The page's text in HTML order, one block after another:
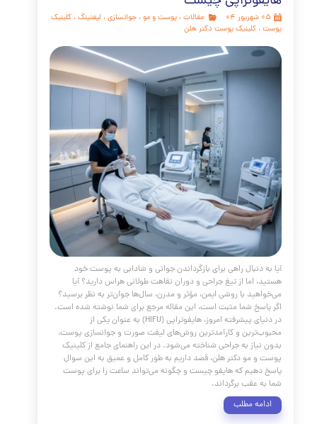
body{-webkit-animation:-amp-start 8s steps(1,end) 0s 1
both;-moz-animation:-amp-start 8s steps(1,end) 0s 1
both;-ms-animation:-amp-start 8s steps(1,end) 0s 1
both;animation:-amp-start 8s steps(1,end) 0s 1 normal
webkit-keyframes
start{from{visibility:hidden}to{visibility:visible}}@-moz-
-amp-
keyframes
start{from{visibility:hidden}to{visibility:visible}}@-o-
amp-
-amp-start{from{visibility:hidden}to{visibility:visible}}
webkit-animation:none;-moz-
animation:none;animation:none} /* START: Isolated Article
*/ #prp-article-container-99 { font-family: 'Vazir',
serif; line-height: 1.8; direction: rtl; text-